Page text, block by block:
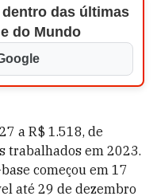
das últimas
do Mundo
a R$ 1.518, de
trabalhados em 2023.
começou em 17
até 29 de dezembro